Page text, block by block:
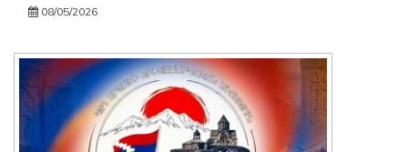
08/05/2026